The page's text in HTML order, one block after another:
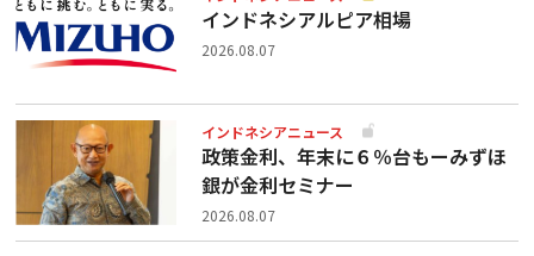
インドネシアルピア相場
2026.08.07
インドネシアニュース
政策金利、年末に６％台もーみずほ
銀が金利セミナー
2026.08.07